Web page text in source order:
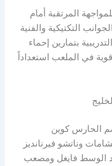
المرتقبة أمام
التكتيكية والفنية
بتمارين إحماء
في الملعب استعداداً
الحارس كوين
وناتشو فيرنانديز
الوسط فايغل ومصعب